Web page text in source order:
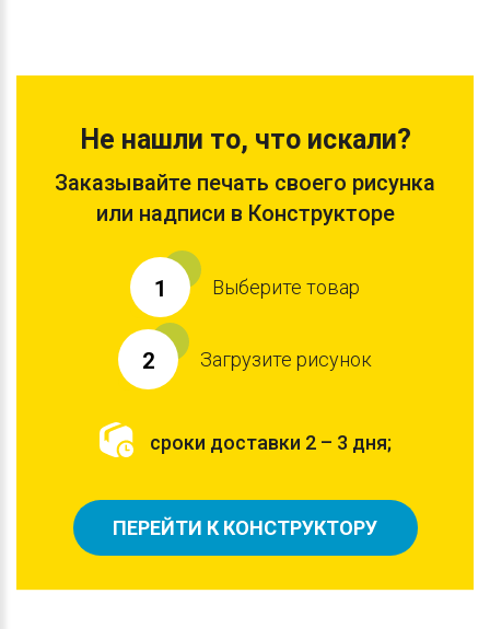
Не нашли то, что искали?
Заказывайте печать своего рисунка
или надписи в Конструкторе
1 Выберите товар
2 Загрузите рисунок
сроки доставки 2 – 3 дня;
ПЕРЕЙТИ К КОНСТРУКТОРУ